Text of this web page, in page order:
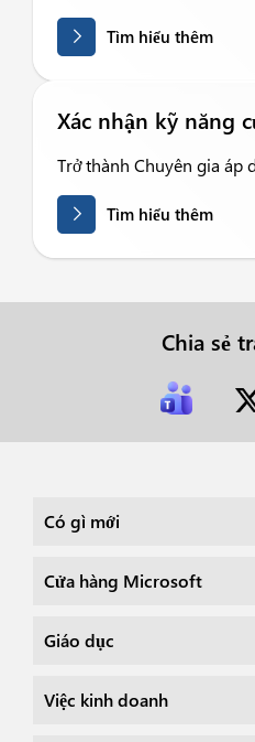
Tìm hiểu thêm
Xác nhận kỹ năng
Trở thành Chuyên gia áp
Tìm hiểu thêm
Chia sẻ
Có gì mới
Cửa hàng Microsoft
Giáo dục
Việc kinh doanh